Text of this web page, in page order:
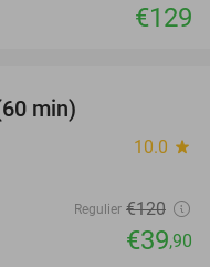
€129
min)
10.0 star
Regulier €120
€39,90